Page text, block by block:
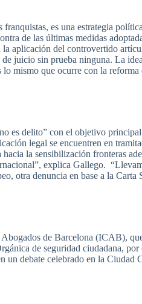
franquistas, es una estrategia política
de las últimas medidas
la aplicación del controvertido
de juicio sin prueba ninguna. La idea
lo mismo que ocurre con la reforma
no es delito” con el objetivo
legal se encuentren en
hacia la sensibilización fronteras
, explica Gallego.
, otra denuncia en base a la Carta
Abogados de Barcelona (ICAB),
de seguridad ciudadana, por
un debate celebrado en la Ciudad